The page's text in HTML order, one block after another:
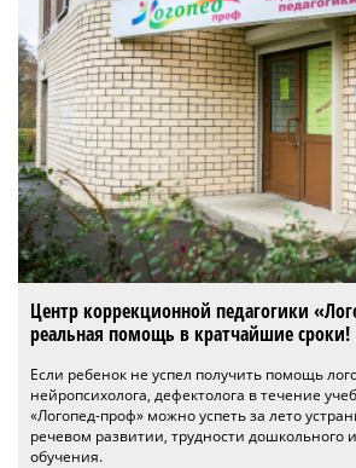
Центр коррекционной педагогики
реальная помощь в кратчайшие сроки!
Если ребенок не успел получить помощь
нейропсихолога, дефектолога в течение
«Логопед-проф» можно успеть за лето
речевом развитии, трудности дошкольного
обучения.